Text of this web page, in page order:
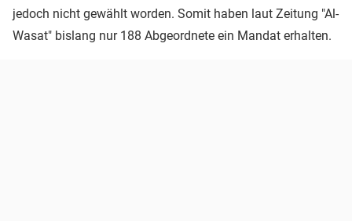
jedoch nicht gewählt worden. Somit haben laut Zeitung "Al-
Wasat" bislang nur 188 Abgeordnete ein Mandat erhalten.